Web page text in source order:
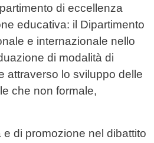
di eccellenza
educativa: il Dipartimento
e internazionale nello
di modalità di
attraverso lo sviluppo delle
che non formale,
di promozione nel dibattito